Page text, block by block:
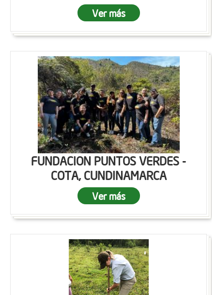
Ver más
FUNDACION PUNTOS VERDES -
COTA, CUNDINAMARCA
Ver más